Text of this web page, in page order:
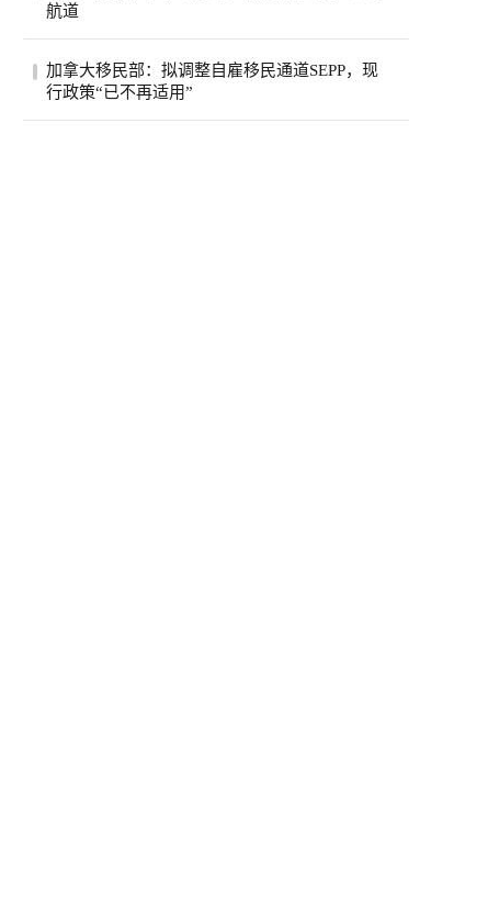
航道
阿曼正接近达成一项协议，以恢复霍尔木兹
海峡...
加拿大移民部：拟调整自雇移民通道SEPP，现
行政策“已不再适用”